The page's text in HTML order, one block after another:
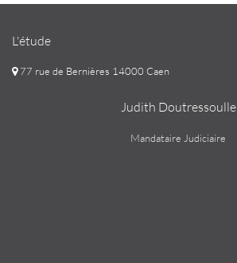
L'étude
77 rue de Bernières 14000 Caen
Judith Doutressoulle
Mandataire Judiciaire